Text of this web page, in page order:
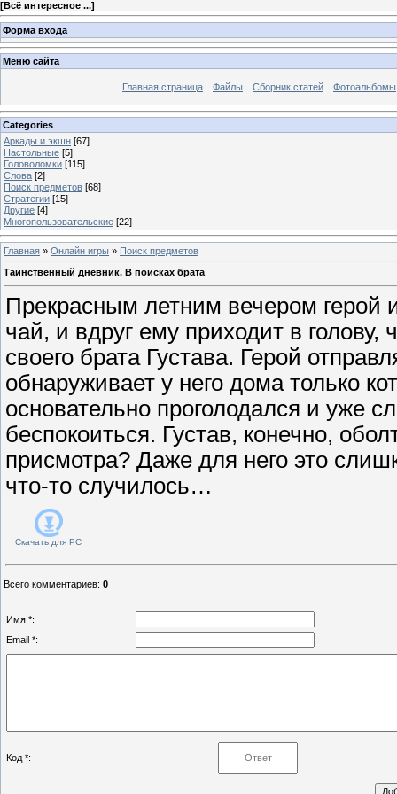
[Всё интересное ...]
Форма входа
Меню сайта
Главная страница Файлы Сборник статей Фотоальбомы
Categories
Аркады и экшн [67]
Настольные [5]
Головоломки [115]
Слова [2]
Поиск предметов [68]
Стратегии [15]
Другие [4]
Многопользовательские [22]
Главная » Онлайн игры » Поиск предметов
Таинственный дневник. В поисках брата
Прекрасным летним вечером герой
чай, и вдруг ему приходит в голову,
своего брата Густава. Герой
обнаруживает у него дома только
основательно проголодался и уже
беспокоиться. Густав, конечно,
присмотра? Даже для него это
что-то случилось…
Скачать для PC
Всего комментариев: 0
Имя *:
Email *:
Код *: